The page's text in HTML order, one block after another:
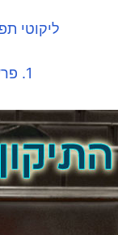
ליקוטי
1. פרשת המן סגולה לפרנסה | 2. תפילה לפרנסה